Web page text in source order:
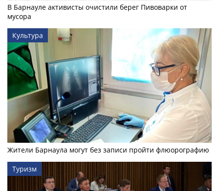
В Барнауле активисты очистили берег Пивоварки от
мусора
Культура
Жители Барнаула могут без записи пройти флюорографию
Туризм